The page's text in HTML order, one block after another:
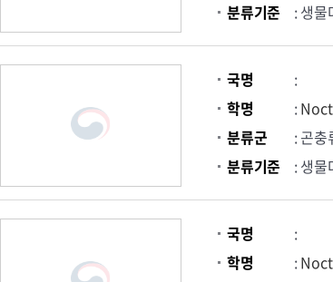
분류기준
: 생물
국명
:
학명
:
분류군
: 곤충
분류기준
: 생물
국명
:
학명
: